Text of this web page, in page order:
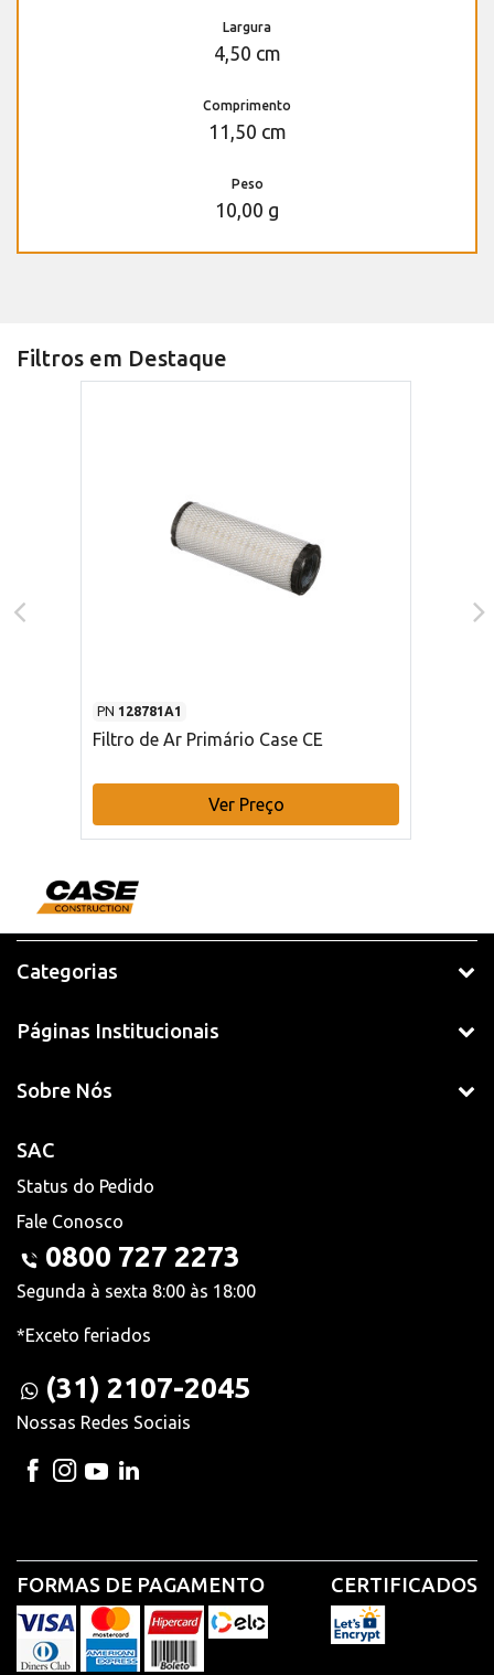
Largura
4,50 cm
Comprimento
11,50 cm
Peso
10,00 g
Filtros em Destaque
PN 128781A1
Filtro de Ar Primário Case CE
Ver Preço
Categorias
Páginas Institucionais
Sobre Nós
SAC
Status do Pedido
Fale Conosco
0800 727 2273
Segunda à sexta 8:00 às 18:00
*Exceto feriados
(31) 2107-2045
Nossas Redes Sociais
FORMAS DE PAGAMENTO CERTIFICADOS